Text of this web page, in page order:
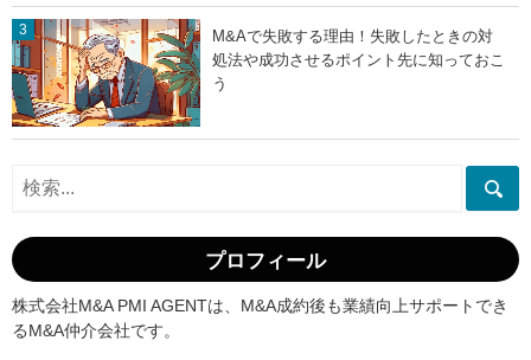
M&Aで失敗する理由！失敗したときの対
処法や成功させるポイント先に知っておこ
う
プロフィール
株式会社M&A PMI AGENTは、M&A成約後も業績向上サポートでき
るM&A仲介会社です。